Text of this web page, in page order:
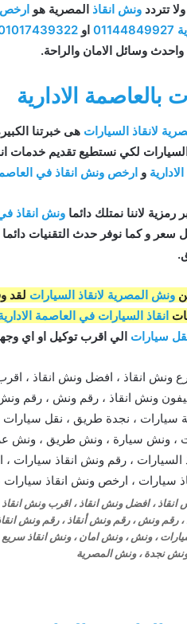
تتردد ونش انقاذ المصرية هو ارخص
01144849927 او
وسائل الامان والراحة.
بالعاصمة الادارية
لانقاذ السيارات هى خبرتنا
لكي نستطيع تقديم خدمات
و ارخص ونش انقاذ في العاصمة
رمزية لاننا نمتلك دائما ونش انقاذ في
ونش المصرية لانقاذ السيارات لقد
انقاذ السيارات في العاصمة
سيارات الي اقرب توكيل او اي
، افضل ونش انقاذ ، اقرب ونش انقاذ ،
، رقم ونش ، رقم ونش أنقاذ ، رقم ونش
، ونش ، ونش امان ، ونش انقاذ
نجدة ، ونش المصرية